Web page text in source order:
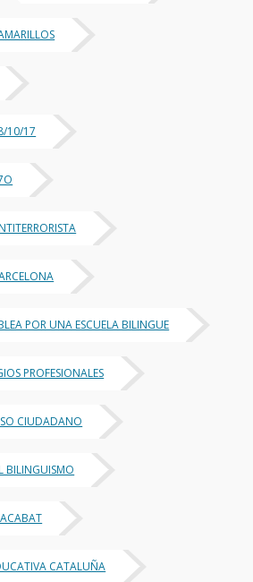
10/17
POR UNA ESCUELA BILINGUE
PROFESIONALES
CIUDADANO
BILINGUISMO
CATALUÑA